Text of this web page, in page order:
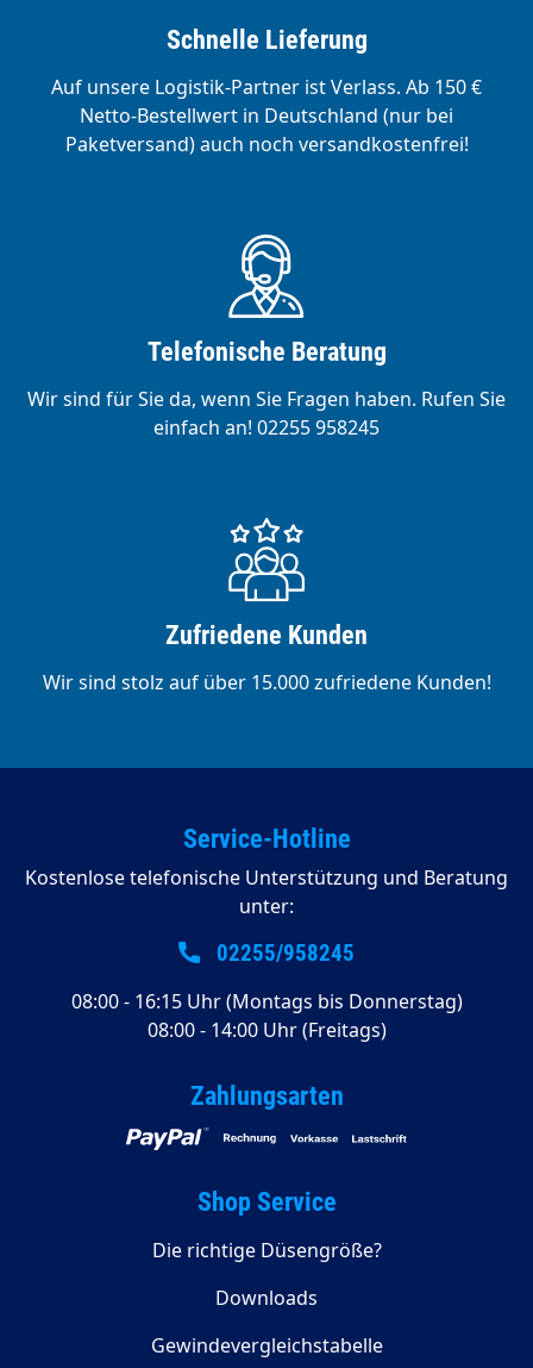
Schnelle Lieferung
Auf unsere Logistik-Partner ist Verlass. Ab 150 €
Netto-Bestellwert in Deutschland (nur bei
Paketversand) auch noch versandkostenfrei!
Telefonische Beratung
Wir sind für Sie da, wenn Sie Fragen haben. Rufen Sie
einfach an! 02255 958245
Zufriedene Kunden
Wir sind stolz auf über 15.000 zufriedene Kunden!
Service-Hotline
Kostenlose telefonische Unterstützung und Beratung
unter:
02255/958245
08:00 - 16:15 Uhr (Montags bis Donnerstag)
08:00 - 14:00 Uhr (Freitags)
Zahlungsarten
Shop Service
Die richtige Düsengröße?
Downloads
Gewindevergleichstabelle